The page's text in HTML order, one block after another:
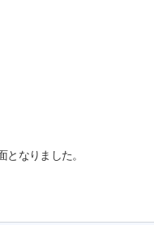
なりました。